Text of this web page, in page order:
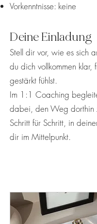
Vorkenntnisse: keine
Deine Einladung
Stell dir vor, wie es sich
du dich vollkommen klar,
gestärkt fühlst.
Im 1:1 Coaching
dabei, den Weg dorthin
Schritt für Schritt, in
dir im Mittelpunkt.